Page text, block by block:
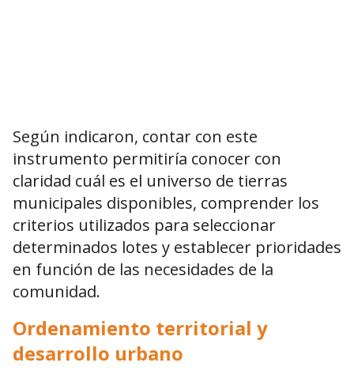
Según indicaron, contar con este
instrumento permitiría conocer con
claridad cuál es el universo de tierras
municipales disponibles, comprender los
criterios utilizados para seleccionar
determinados lotes y establecer prioridades
en función de las necesidades de la
comunidad.
Ordenamiento territorial y
desarrollo urbano